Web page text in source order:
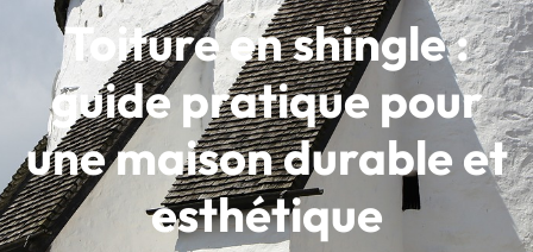
Toiture en shingle :
guide pratique pour
une maison durable et
esthétique